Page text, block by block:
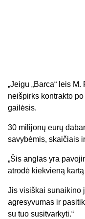
„Jeigu „Barca“ leis
neišpirks kontrakto
gailėsis.
30 milijonų eurų
savybėmis, skaičiais
„Šis anglas yra
atrodė kiekvieną
Jis visiškai sunaikino
agresyvumas ir
su tuo susitvarkyti.“